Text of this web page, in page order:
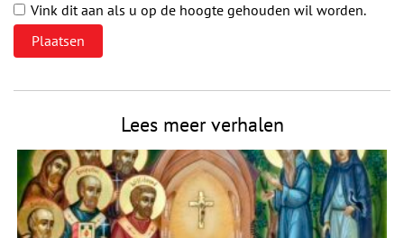
Vink dit aan als u op de hoogte gehouden wil worden.
Lees meer verhalen